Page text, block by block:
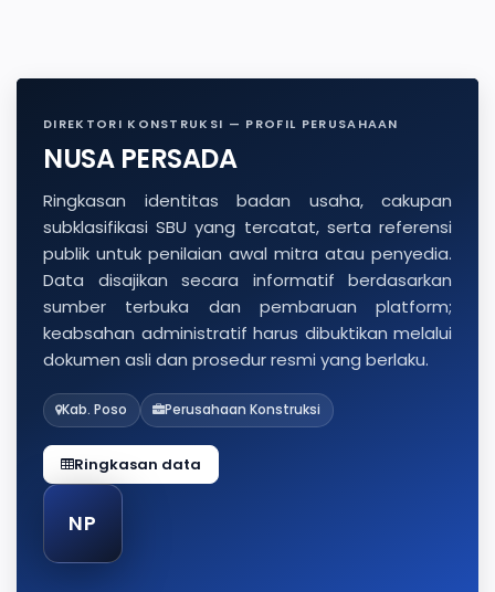
DIREKTORI KONSTRUKSI — PROFIL PERUSAHAAN
NUSA PERSADA
Ringkasan identitas badan usaha, cakupan
subklasifikasi SBU yang tercatat, serta referensi
publik untuk penilaian awal mitra atau penyedia.
Data disajikan secara informatif berdasarkan
sumber terbuka dan pembaruan platform;
keabsahan administratif harus dibuktikan melalui
dokumen asli dan prosedur resmi yang berlaku.
Kab. Poso Perusahaan Konstruksi
Ringkasan data
NP